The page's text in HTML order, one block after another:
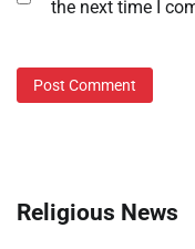
the next time I
Religious News